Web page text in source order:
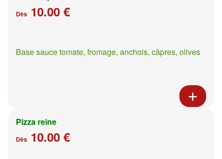
Dès 10.00 €
Base sauce tomate, fromage, anchois, câpres, olives
Pizza reine
Dès 10.00 €